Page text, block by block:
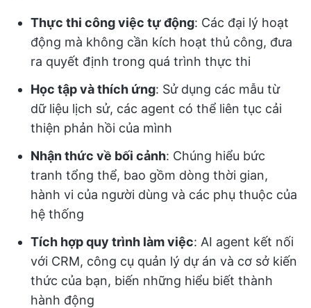
Thực thi công việc tự động: Các đại lý hoạt
động mà không cần kích hoạt thủ công, đưa
ra quyết định trong quá trình thực thi
Học tập và thích ứng: Sử dụng các mẫu từ
dữ liệu lịch sử, các agent có thể liên tục cải
thiện phản hồi của mình
Nhận thức về bối cảnh: Chúng hiểu bức
tranh tổng thể, bao gồm dòng thời gian,
hành vi của người dùng và các phụ thuộc của
hệ thống
Tích hợp quy trình làm việc: AI agent kết nối
với CRM, công cụ quản lý dự án và cơ sở kiến
thức của bạn, biến những hiểu biết thành
hành động